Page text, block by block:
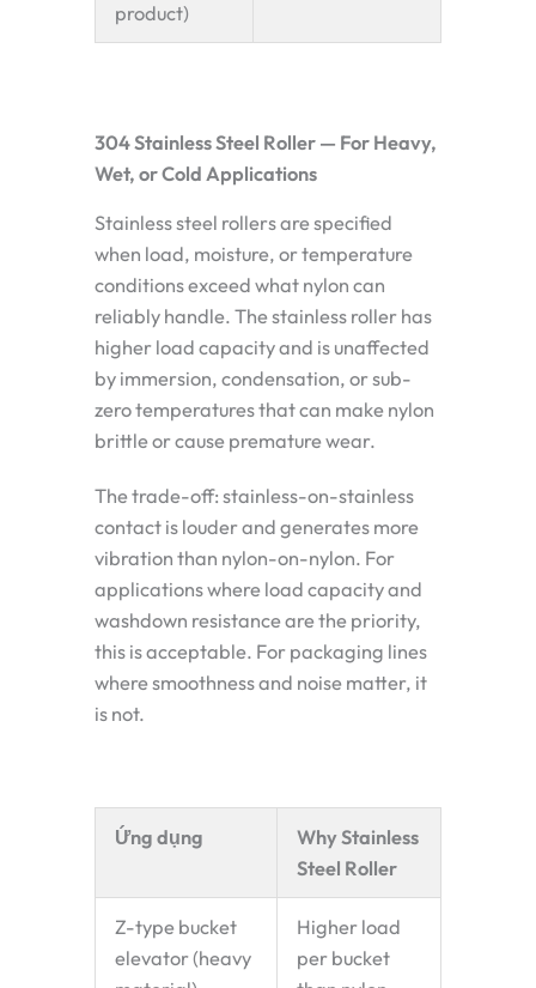
product)
304 Stainless Steel Roller — For Heavy,
Wet, or Cold Applications
Stainless steel rollers are specified
when load, moisture, or temperature
conditions exceed what nylon can
reliably handle. The stainless roller has
higher load capacity and is unaffected
by immersion, condensation, or sub-
zero temperatures that can make nylon
brittle or cause premature wear.
The trade-off: stainless-on-stainless
contact is louder and generates more
vibration than nylon-on-nylon. For
applications where load capacity and
washdown resistance are the priority,
this is acceptable. For packaging lines
where smoothness and noise matter, it
is not.
Ứng dụng
Why Stainless
Steel Roller
Z-type bucket
elevator (heavy
Higher load
per bucket